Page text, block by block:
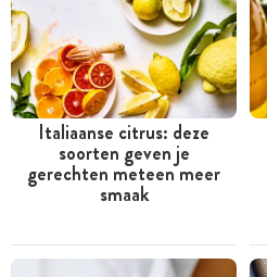
Italiaanse citrus: deze
soorten geven je
gerechten meteen meer
smaak